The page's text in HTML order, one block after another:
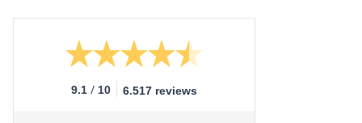
9.1 / 10 6.517 reviews